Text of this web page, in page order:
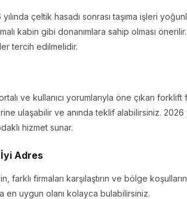
çeltik hasadı sonrası taşıma işleri
kabin gibi donanımlara sahip olması
tercih edilmelidir.
ve kullanıcı yorumlarıyla öne çıkan forklift
ulaşabilir ve anında teklif alabilirsiniz.
hizmet sunar.
Adres
firmaları karşılaştırın ve bölge
en uygun olanı kolayca bulabilirsiniz.